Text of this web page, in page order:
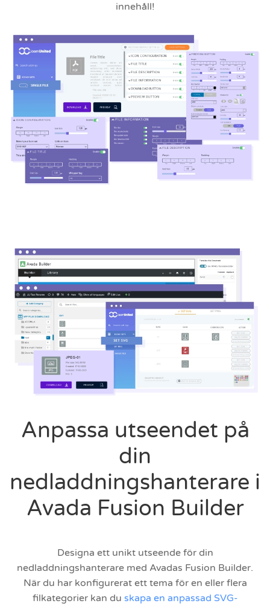
innehåll!
Anpassa utseendet på
din
nedladdningshanterare i
Avada Fusion Builder
Designa ett unikt utseende för din
nedladdningshanterare med Avadas Fusion Builder.
När du har konfigurerat ett tema för en eller flera
filkategorier kan du skapa en anpassad SVG-